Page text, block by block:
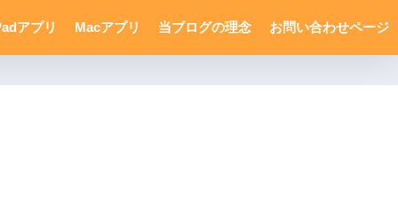
アプリ Macアプリ 当ブログの理念 お問い合わせページ